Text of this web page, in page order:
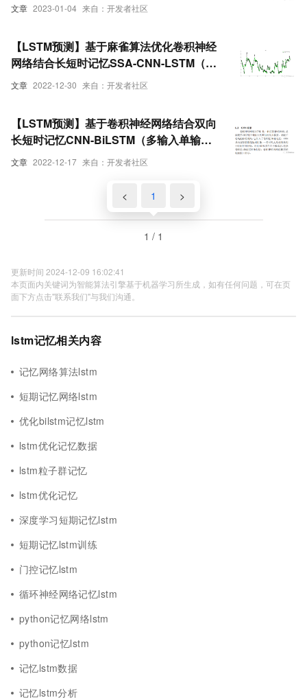
文章 2023-01-04 来自：开发者社区
文章 2022-12-30 来自：开发者社区
【LSTM预测】基于麻雀算法优化卷积神经
网络结合长短时记忆SSA-CNN-LSTM（多
输入单输出）电力负荷预测含Matlab代码
文章 2022-12-17 来自：开发者社区
【LSTM预测】基于卷积神经网络结合双向
长短时记忆CNN-BiLSTM（多输入单输
出）数据预测含Matlab源码
< 1 >
1 / 1
更新时间 2024-12-09 16:02:41
本页面内关键词为智能算法引擎基于机器学习所生成，如有任何问题，可在页
面下方点击"联系我们"与我们沟通。
lstm记忆相关内容
记忆网络算法lstm
短期记忆网络lstm
优化bilstm记忆lstm
lstm优化记忆数据
lstm粒子群记忆
lstm优化记忆
深度学习短期记忆lstm
短期记忆lstm训练
门控记忆lstm
循环神经网络记忆lstm
python记忆网络lstm
python记忆lstm
记忆lstm数据
记忆lstm分析